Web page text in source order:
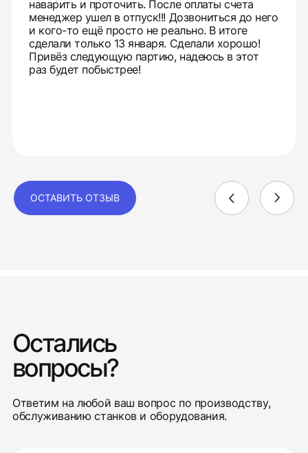
наварить и проточить. После оплаты счета
менеджер ушел в отпуск!!! Дозвониться до него
и кого-то ещё просто не реально. В итоге
сделали только 13 января. Сделали хорошо!
Привёз следующую партию, надеюсь в этот
раз будет побыстрее!
ОСТАВИТЬ ОТЗЫВ
Остались
вопросы?
Ответим на любой ваш вопрос по производству,
обслуживанию станков и оборудования.